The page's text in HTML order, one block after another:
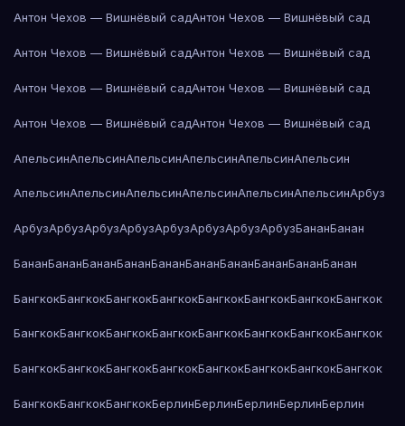
Антон Чехов — Вишнёвый садАнтон Чехов — Вишнёвый сад
Антон Чехов — Вишнёвый садАнтон Чехов — Вишнёвый сад
Антон Чехов — Вишнёвый садАнтон Чехов — Вишнёвый сад
Антон Чехов — Вишнёвый садАнтон Чехов — Вишнёвый сад
АпельсинАпельсинАпельсинАпельсинАпельсинАпельсин
АпельсинАпельсинАпельсинАпельсинАпельсинАпельсинАрбуз
АрбузАрбузАрбузАрбузАрбузАрбузАрбузАрбузБананБанан
БананБананБананБананБананБананБананБананБананБанан
БангкокБангкокБангкокБангкокБангкокБангкокБангкокБангкок
БангкокБангкокБангкокБангкокБангкокБангкокБангкокБангкок
БангкокБангкокБангкокБангкокБангкокБангкокБангкокБангкок
БангкокБангкокБангкокБерлинБерлинБерлинБерлинБерлин